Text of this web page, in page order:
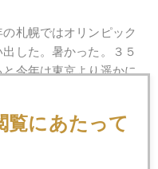
札幌ではオリンピック
した。暑かった。３５
今年は東京より遥かに
覧にあたって